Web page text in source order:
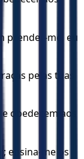
prender-me, eu
pelas tuas
obedecem aos
ensina-me os